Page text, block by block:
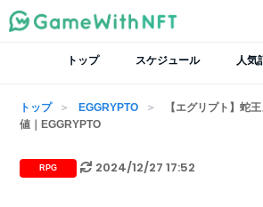
トップ スケジュール 人気
トップ EGGRYPTO
【エグリプト】蛇
値｜EGGRYPTO
RPG 2024/12/27 17:52